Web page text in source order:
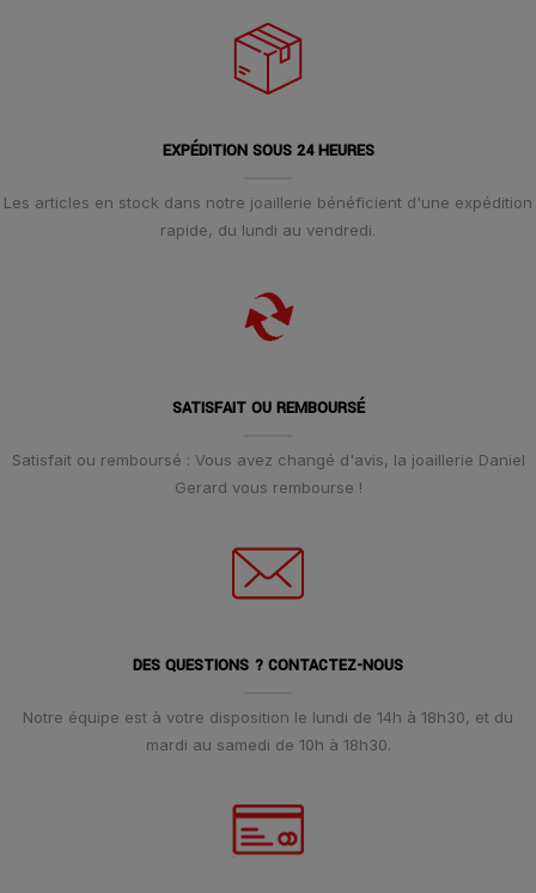
EXPÉDITION SOUS 24 HEURES
Les articles en stock dans notre joaillerie bénéficient d'une expédition
rapide, du lundi au vendredi.
SATISFAIT OU REMBOURSÉ
Satisfait ou remboursé : Vous avez changé d'avis, la joaillerie Daniel
Gerard vous rembourse !
DES QUESTIONS ? CONTACTEZ-NOUS
Notre équipe est à votre disposition le lundi de 14h à 18h30, et du
mardi au samedi de 10h à 18h30.